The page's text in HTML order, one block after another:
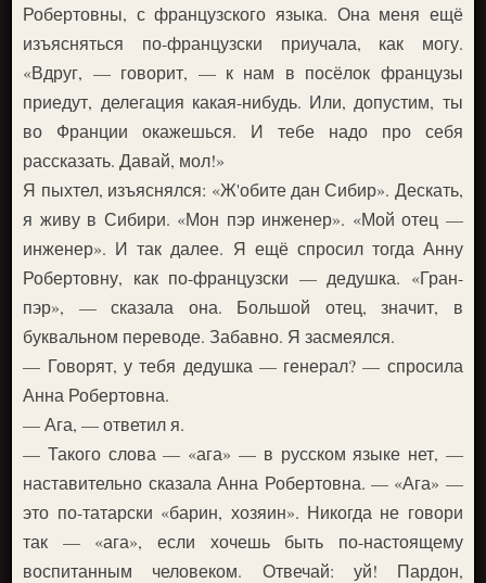
Робертовны, с французского языка. Она меня ещё
изъясняться по-французски приучала, как могу.
«Вдруг, — говорит, — к нам в посёлок французы
приедут, делегация какая-нибудь. Или, допустим, ты
во Франции окажешься. И тебе надо про себя
рассказать. Давай, мол!»
Я пыхтел, изъяснялся: «Ж'обите дан Сибир». Дескать,
я живу в Сибири. «Мон пэр инженер». «Мой отец —
инженер». И так далее. Я ещё спросил тогда Анну
Робертовну, как по-французски — дедушка. «Гран-
пэр», — сказала она. Большой отец, значит, в
буквальном переводе. Забавно. Я засмеялся.
— Говорят, у тебя дедушка — генерал? — спросила
Анна Робертовна.
— Ага, — ответил я.
— Такого слова — «ага» — в русском языке нет, —
наставительно сказала Анна Робертовна. — «Ага» —
это по-татарски «барин, хозяин». Никогда не говори
так — «ага», если хочешь быть по-настоящему
воспитанным человеком. Отвечай: уй! Пардон,